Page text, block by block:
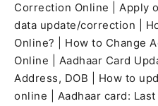
Correction Online | Apply
data update/correction |
Online? | How to Change
Online | Aadhaar Card
Address, DOB | How to
online | Aadhaar card: